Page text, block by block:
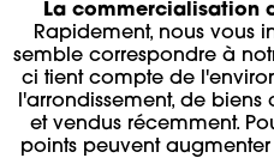
La commercialisation
Rapidement, nous vous
semble correspondre à
ci tient compte de
l'arrondissement, de
et vendus récemment.
points peuvent